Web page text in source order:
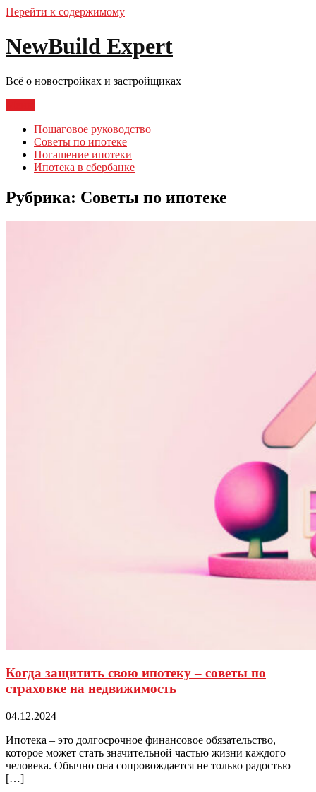
Перейти к содержимому
NewBuild Expert
Всё о новостройках и застройщиках
Пошаговое руководство
Советы по ипотеке
Погашение ипотеки
Ипотека в сбербанке
Рубрика: Советы по ипотеке
Когда защитить свою ипотеку – советы по
страховке на недвижимость
04.12.2024
Ипотека – это долгосрочное финансовое обязательство,
которое может стать значительной частью жизни каждого
человека. Обычно она сопровождается не только радостью
[…]